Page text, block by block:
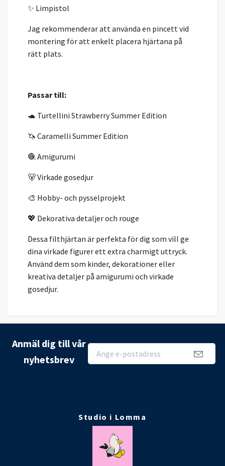
✨ Limpistol
Jag rekommenderar att använda en pincett vid
montering för att enkelt placera hjärtana på
rätt plats.
Passar till:
🐢 Turtellini Strawberry Summer Edition
🦄 Caramelli Summer Edition
🧶 Amigurumi
🐻 Virkade gosedjur
🎨 Hobby- och pysselprojekt
💖 Dekorativa detaljer och rouge
Dessa filthjärtan är perfekta för dig som vill ge
dina virkade figurer ett extra charmigt uttryck.
Använd dem som kinder, dekorationer eller
kreativa detaljer på amigurumi och virkade
gosedjur.
Anmäl dig till vår
nyhetsbrev
Studio i Lomma